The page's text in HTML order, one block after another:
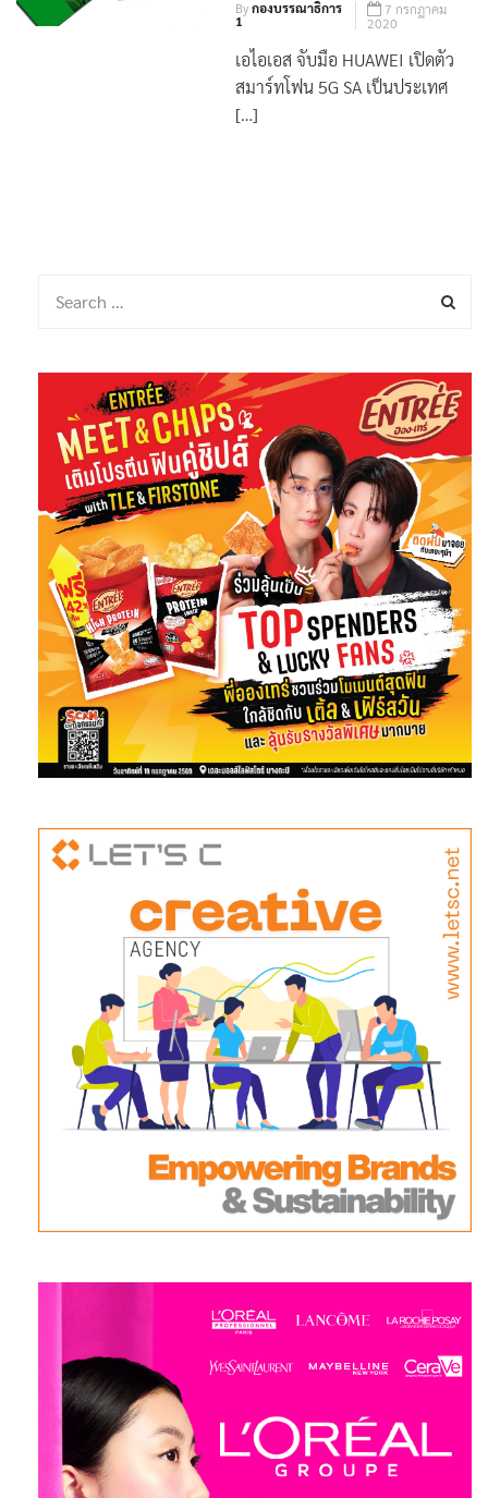
Byกองบรรณาธิการ
1
7 กรกฎาคม
2020
เอไอเอส จับมือ HUAWEI เปิดตัว
สมาร์ทโฟน 5G SA เป็นประเทศ
[…]